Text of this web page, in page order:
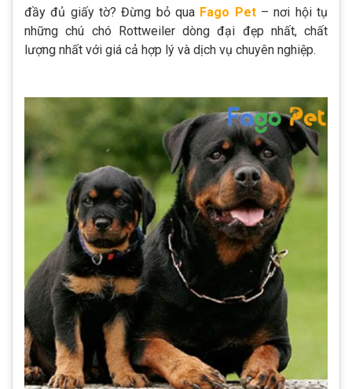
đầy đủ giấy tờ? Đừng bỏ qua Fago Pet– nơi hội tụ
những chú chó Rottweiler dòng đại đẹp nhất, chất
lượng nhất với giá cả hợp lý và dịch vụ chuyên nghiệp.